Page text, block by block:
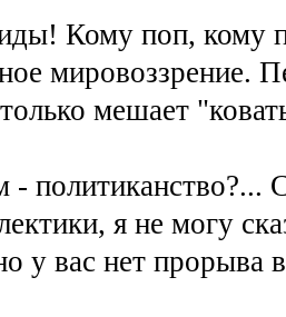
Кому поп, кому
мировоззрение.
мешает
- политиканство?...
я не могу
у вас нет прорыва